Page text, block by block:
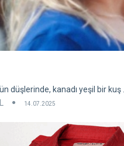
düşlerinde, kanadı yeşil bir kuş ...
14.07.2025